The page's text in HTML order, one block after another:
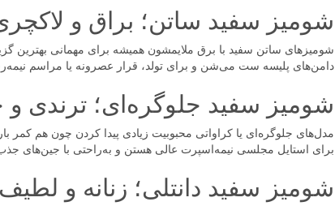
شومیز سفید ساتن؛ براق و
شومیزهای ساتن سفید با برق ملایمشون همیشه برای مهمانی بهترین
دامن‌های پلیسه ست می‌شن و برای تولد، قرار عصرونه یا مراسم
شومیز سفید جلو‌گره‌ای؛ ترندی
مدل‌های جلو‌گره‌ای یا کراواتی محبوبیت زیادی پیدا کردن چون هم
برای استایل مجلسی نیمه‌اسپرت عالی هستن و به‌راحتی با
شومیز سفید دانتلی؛ زنانه و لطیف